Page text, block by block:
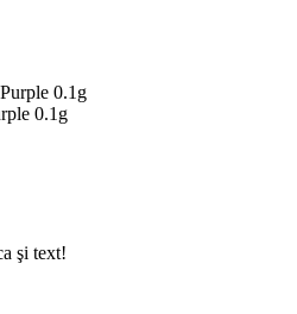
0.1g
şi text!